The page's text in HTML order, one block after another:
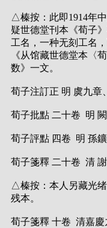
△榛按：此即1914年
疑世德堂刊本《荀子
工名，一种无刻工名
《从馆藏世德堂本〈
数》一文。
荀子注訂正 明 虞九章
荀子批點 二十卷 明
荀子評點 四卷 明 孫
荀子箋釋 二十卷 清
△榛按：本人另藏光
残本。
荀子箋釋 十卷 清嘉